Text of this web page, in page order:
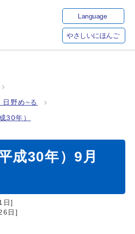
Language
やさしいにほんご
日野め~る
30年）
成30年）9月
日]
日 ]